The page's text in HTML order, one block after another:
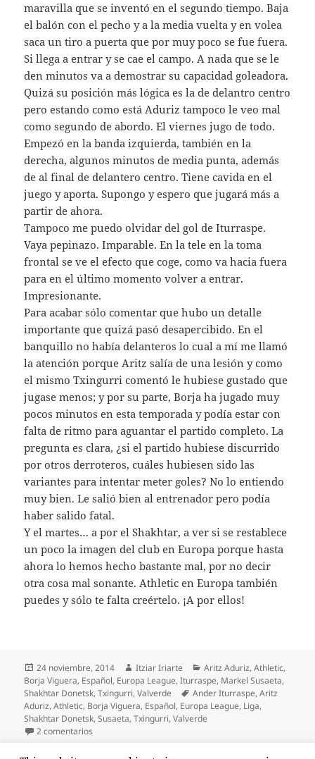
maravilla que se inventó en el segundo tiempo. Baja
el balón con el pecho y a la media vuelta y en volea
saca un tiro a puerta que por muy poco se fue fuera.
Si llega a entrar y se cae el campo. A nada que se le
den minutos va a demostrar su capacidad goleadora.
Quizá su posición más lógica es la de delantro centro
pero estando como está Aduriz tampoco le veo mal
como segundo de abordo. El viernes jugo de todo.
Empezó en la banda izquierda, también en la
derecha, algunos minutos de media punta, además
de al final de delantero centro. Tiene cavida en el
juego y aporta. Supongo y espero que jugará más a
partir de ahora.
Tampoco me puedo olvidar del gol de Iturraspe.
Vaya pepinazo. Imparable. En la tele en la toma
frontal se ve el efecto que coge, como va hacia fuera
para en el último momento volver a entrar.
Impresionante.
Para acabar sólo comentar que hubo un detalle
importante que quizá pasó desapercibido. En el
banquillo no había delanteros lo cual a mí me llamó
la atención porque Aritz salía de una lesión y como
el mismo Txingurri comentó le hubiese gustado que
jugase menos; y por su parte, Borja ha jugado muy
pocos minutos en esta temporada y podía estar con
falta de ritmo para aguantar el partido completo. La
pregunta es clara, ¿si el partido hubiese discurrido
por otros derroteros, cuáles hubiesen sido las
variantes para intentar meter goles? No lo entiendo
muy bien. Le salió bien al entrenador pero podía
haber salido fatal.
Y el martes… a por el Shakhtar, a ver si se restablece
un poco la imagen del club en Europa porque hasta
ahora lo hemos hecho bastante mal, por no decir
otra cosa mal sonante. Athletic en Europa también
puedes y sólo te falta creértelo. ¡A por ellos!
Publicado
el
24 noviembre, 2014 Autor
Itziar Iriarte Categorías
Aritz Aduriz,Athletic,
Borja Viguera, Español, Europa League,Iturraspe, Markel Susaeta,
Shakhtar Donetsk,Txingurri,Valverde Etiquetas
Ander Iturraspe,Aritz
Aduriz,Athletic, Borja Viguera, Español, Europa League, Liga,
Shakhtar Donetsk,Susaeta,Txingurri,Valverde
2 comentarios